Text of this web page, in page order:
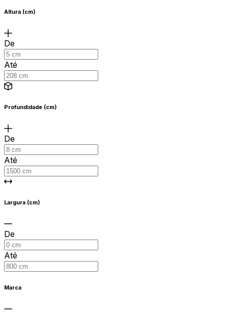
Altura (cm)
De
Até
Profundidade (cm)
De
Até
Largura (cm)
De
Até
Marca